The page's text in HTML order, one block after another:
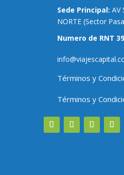
Sede Principal: AV
NORTE (Sector
Numero de RNT
Términos y
Términos y